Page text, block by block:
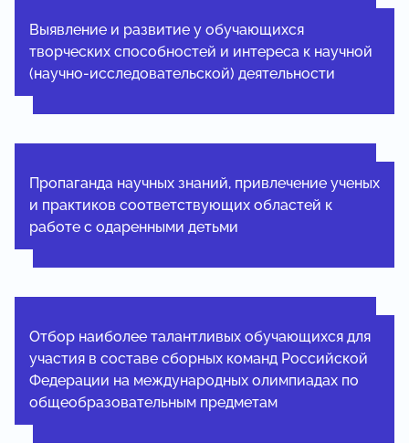
Выявление и развитие у обучающихся
творческих способностей и интереса к научной
(научно-исследовательской) деятельности
Пропаганда научных знаний, привлечение ученых
и практиков соответствующих областей к
работе с одаренными детьми
Отбор наиболее талантливых обучающихся для
участия в составе сборных команд Российской
Федерации на международных олимпиадах по
общеобразовательным предметам